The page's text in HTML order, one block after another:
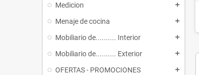
Medicion add
Menaje de cocina add
Mobiliario de.......... Interior add
Mobiliario de.......... Exterior add
OFERTAS - PROMOCIONES add